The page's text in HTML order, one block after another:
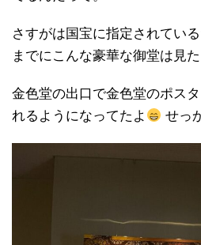
さすがは国宝に指定されてい
までにこんな豪華な御堂は見
金色堂の出口で金色堂のポス
れるようになってたよ
せっ